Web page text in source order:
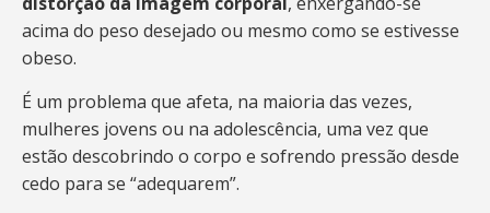
acima do peso desejado ou mesmo como se estivesse
obeso.
É um problema que afeta, na maioria das vezes,
mulheres jovens ou na adolescência, uma vez que
estão descobrindo o corpo e sofrendo pressão desde
cedo para se “adequarem”.